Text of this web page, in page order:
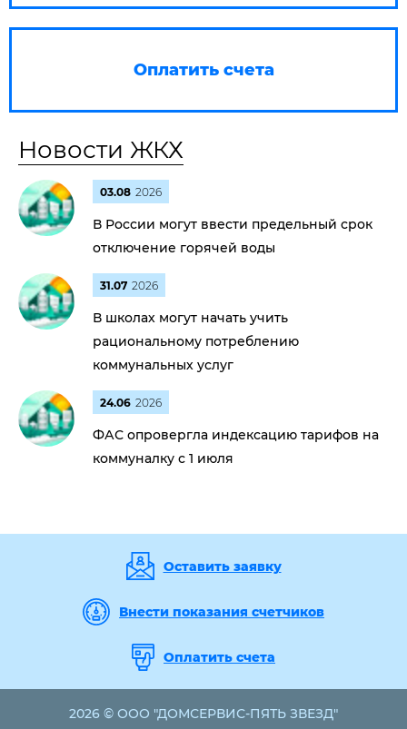
Оплатить счета
Новости ЖКХ
03.08 2026
В России могут ввести предельный срок
отключение горячей воды
31.07 2026
В школах могут начать учить
рациональному потреблению
коммунальных услуг
24.06 2026
ФАС опровергла индексацию тарифов на
коммуналку с 1 июля
Оставить заявку
Внести показания счетчиков
Оплатить счета
2026 © ООО "ДОМСЕРВИС-ПЯТЬ ЗВЕЗД"